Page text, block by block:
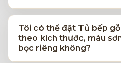
Tôi có thể đặt Tủ bếp
theo kích thước, màu
bọc riêng không?